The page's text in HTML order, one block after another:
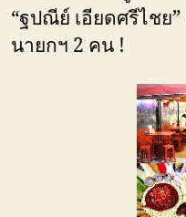
“ฐปณีย์ เอียดศรีไชย
นายกฯ 2 คน !